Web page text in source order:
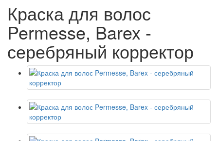
Краска для волос
Permesse, Barex -
серебряный корректор